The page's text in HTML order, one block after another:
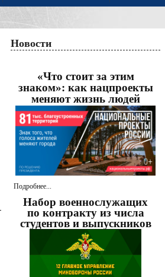
Новости
«Что стоит за этим
знаком»: как нацпроекты
меняют жизнь людей
Подробнее...
Набор военнослужащих
по контракту из числа
студентов и выпускников